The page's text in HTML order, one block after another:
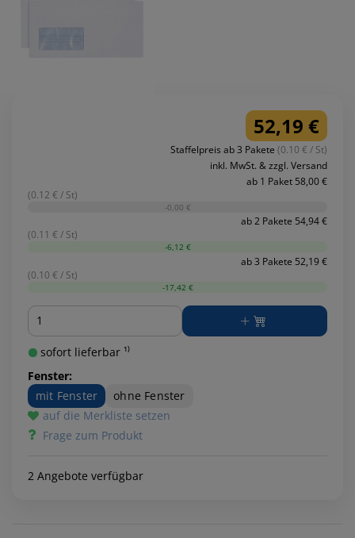
52,19 €
Staffelpreis ab 3 Pakete (0.10 € / St)
inkl. MwSt. & zzgl. Versand
ab 1 Paket 58,00 €
(0.12 € / St)
-0,00 €
ab 2 Pakete 54,94 €
(0.11 € / St)
-6,12 €
ab 3 Pakete 52,19 €
(0.10 € / St)
-17,42 €
Menge
sofort lieferbar ¹⁾
Fenster:
mit Fenster
ohne Fenster
auf die Merkliste setzen
Frage zum Produkt
2 Angebote verfügbar